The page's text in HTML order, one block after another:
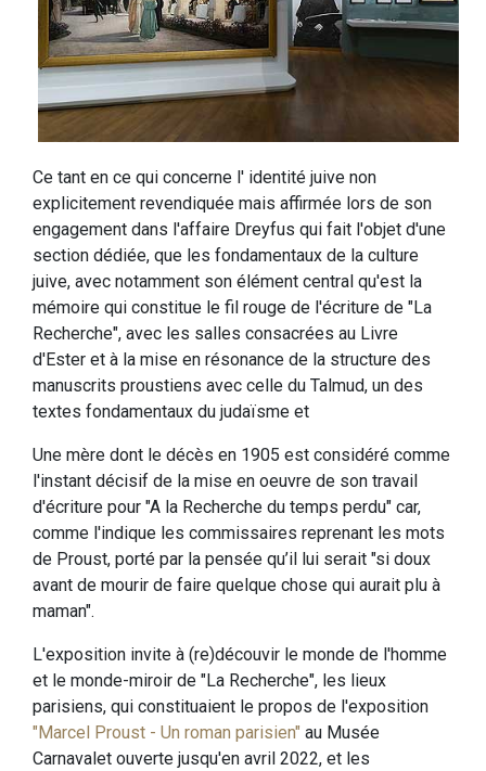
Ce tant en ce qui concerne l' identité juive non
explicitement revendiquée mais affirmée lors de son
engagement dans l'affaire Dreyfus qui fait l'objet d'une
section dédiée, que les fondamentaux de la culture
juive, avec notamment son élément central qu'est la
mémoire qui constitue le fil rouge de l'écriture de "La
Recherche", avec les salles consacrées au Livre
d'Ester et à la mise en résonance de la structure des
manuscrits proustiens avec celle du Talmud, un des
textes fondamentaux du judaïsme et
Une mère dont le décès en 1905 est considéré comme
l'instant décisif de la mise en oeuvre de son travail
d'écriture pour "A la Recherche du temps perdu" car,
comme l'indique les commissaires reprenant les mots
de Proust, porté par la pensée qu’il lui serait "si doux
avant de mourir de faire quelque chose qui aurait plu à
maman".
L'exposition invite à (re)découvir le monde de l'homme
et le monde-miroir de "La Recherche", les lieux
parisiens, qui constituaient le propos de l'exposition
"Marcel Proust - Un roman parisien" au Musée
Carnavalet ouverte jusqu'en avril 2022, et les